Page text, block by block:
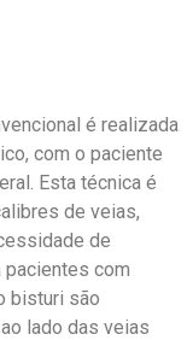
é realizada
com o paciente
Esta técnica é
de veias,
de
pacientes com
bisturi são
lado das veias